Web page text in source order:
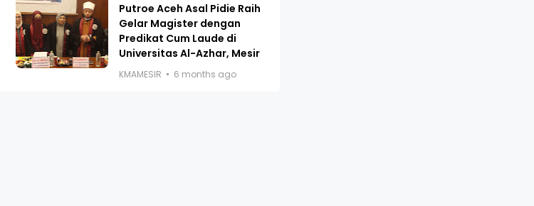
Putroe Aceh Asal Pidie Raih
Gelar Magister dengan
Predikat Cum Laude di
Universitas Al-Azhar, Mesir
KMAMESIR 6 months ago